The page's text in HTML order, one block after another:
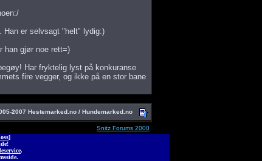
Han er selvsagt "helt" lydig:)
han gjør noe rett=)
Har fryktelig lyst på konkuranse
fire vegger, og ikke på en stor bane
2007 Hestemarked.no / Hundemarked.no
Snitz Forums 2000
]
.